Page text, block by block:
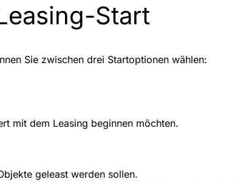
Start
Sie zwischen drei Startoptionen wählen:
mit dem Leasing beginnen möchten.
geleast werden sollen.